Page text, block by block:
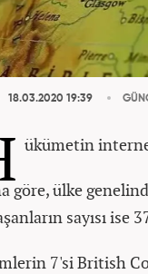
18.03.2020 19:39
ükümetin
göre, ülke
sayısı ise
7'si British